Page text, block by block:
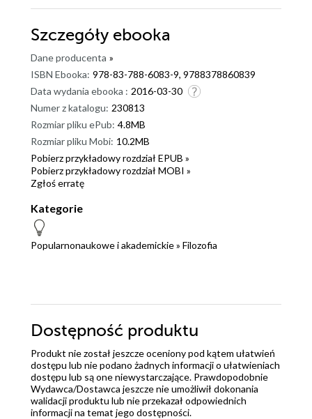
Szczegóły ebooka
Dane producenta »
ISBN Ebooka: 978-83-788-6083-9, 9788378860839
Data wydania ebooka : 2016-03-30
Numer z katalogu: 230813
Rozmiar pliku ePub: 4.8MB
Rozmiar pliku Mobi: 10.2MB
Pobierz przykładowy rozdział EPUB »
Pobierz przykładowy rozdział MOBI »
Zgłoś erratę
Kategorie
Popularnonaukowe i akademickie» Filozofia
Dostępność produktu
Produkt nie został jeszcze oceniony pod kątem ułatwień
dostępu lub nie podano żadnych informacji o ułatwieniach
dostępu lub są one niewystarczające. Prawdopodobnie
Wydawca/Dostawca jeszcze nie umożliwił dokonania
walidacji produktu lub nie przekazał odpowiednich
informacji na temat jego dostępności.